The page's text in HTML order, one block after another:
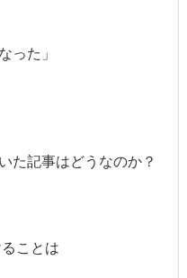
った」
た記事はどうなのか？
ことは